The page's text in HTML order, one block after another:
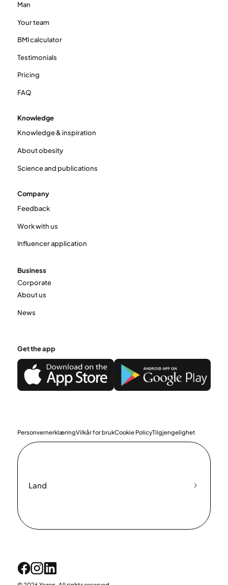
Man
Your team
BMI calculator
Testimonials
Pricing
FAQ
Knowledge
Knowledge & inspiration
About obesity
Science and publications
Company
Feedback
Work with us
Influencer application
Business
Corporate
About us
News
Get the app
PersonvernerklæringVilkår for brukCookie PolicyTilgjengelighet
Land